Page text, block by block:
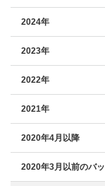
2024年
2023年
2022年
2021年
2020年4月以降
2020年3月以前のバ